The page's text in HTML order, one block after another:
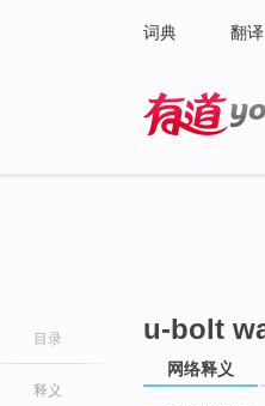
词典 翻译
目录
释义
u-bolt
网络释义